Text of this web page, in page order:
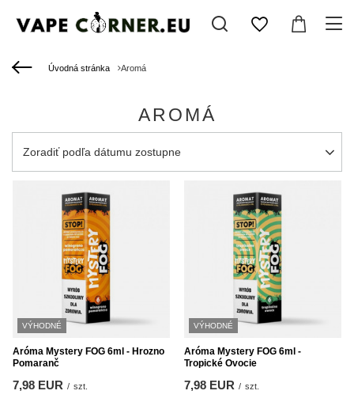
Úvodná stránka Aromá
AROMÁ
Zmień sortowanie
Zoradiť podľa dátumu zostupne
VÝHODNÉ
Aróma Mystery FOG 6ml - Hrozno
Pomaranč
7,98 EUR / szt.
VÝHODNÉ
Aróma Mystery FOG 6ml -
Tropické Ovocie
7,98 EUR / szt.